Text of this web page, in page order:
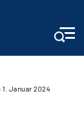
Januar 2024